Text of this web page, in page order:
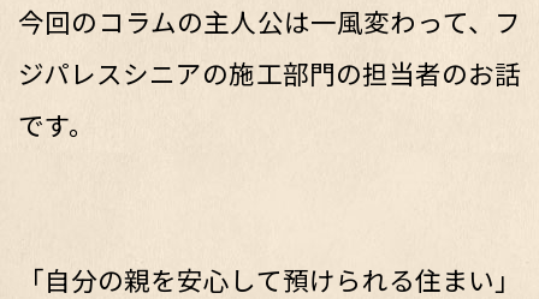
今回のコラムの主人公は一風変わって、フ
ジパレスシニアの施工部門の担当者のお話
です。
「自分の親を安心して預けられる住まい」